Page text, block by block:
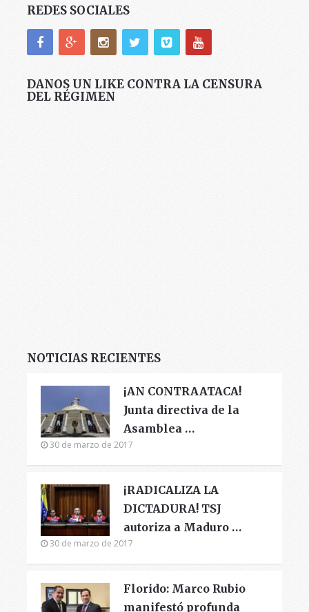
REDES SOCIALES
DANOS UN LIKE CONTRA LA CENSURA
DEL RÉGIMEN
NOTICIAS RECIENTES
¡AN CONTRAATACA!
Junta directiva de la
Asamblea …
30 de marzo de 2017
¡RADICALIZA LA
DICTADURA! TSJ
autoriza a Maduro …
30 de marzo de 2017
Florido: Marco Rubio
manifestó profunda